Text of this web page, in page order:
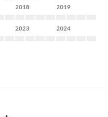
2018 2019
2023 2024